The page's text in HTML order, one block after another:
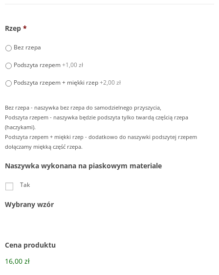
Rzep *
Bez rzepa
Podszyta rzepem+1,00 zł
Podszyta rzepem + miękki rzep+2,00 zł
Bez rzepa - naszywka bez rzepa do samodzielnego przyszycia,
Podszyta rzepem - naszywka będzie podszyta tylko twardą częścią rzepa
(haczykami).
Podszyta rzepem + miękki rzep - dodatkowo do naszywki podszytej rzepem
dołączamy miękką część rzepa.
Naszywka wykonana na piaskowym materiale
Tak
Wybrany wzór
Cena produktu
16,00 zł